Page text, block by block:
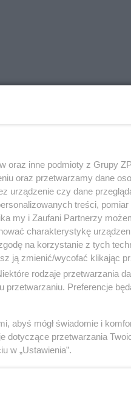
oraz inne podmioty z Grupy
oraz przetwarzamy dane
urządzenie czy dane
treści,
my i Zaufani Partnerzy
charakterystykę
na korzystanie z tych
ją zmienić/wycofać klikając
rodzaje przetwarzania
Preferencje
abyś mógł świadomie i
dotyczące przetwarzania
w „Ustawienia”.